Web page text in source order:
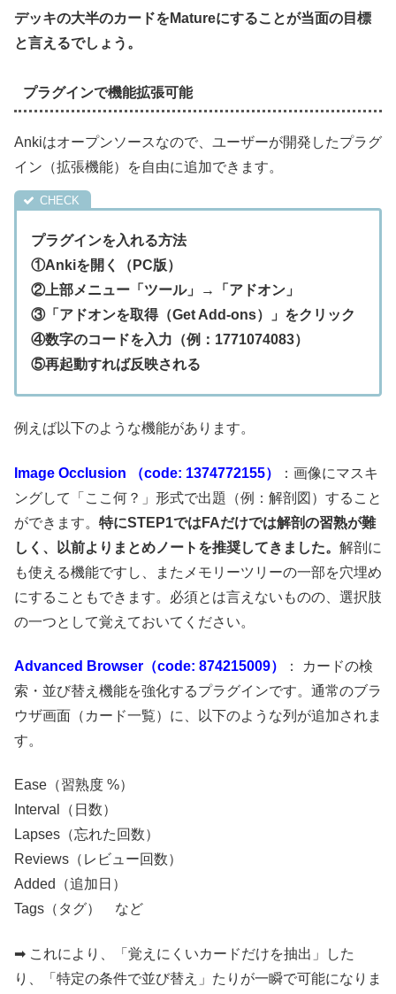
デッキの大半のカードをMatureにすることが当面の目標
と言えるでしょう。
プラグインで機能拡張可能
Ankiはオープンソースなので、ユーザーが開発したプラグ
イン（拡張機能）を自由に追加できます。
プラグインを入れる方法
①Ankiを開く（PC版）
②上部メニュー「ツール」→「アドオン」
③「アドオンを取得（Get Add-ons）」をクリック
④数字のコードを入力（例：1771074083）
⑤再起動すれば反映される
例えば以下のような機能があります。
Image Occlusion （code: 1374772155）
：画像にマスキ
ングして「ここ何？」形式で出題（例：解剖図）すること
ができます。 特にSTEP1ではFAだけでは解剖の習熟が難
しく、以前よりまとめノートを推奨してきました。 解剖に
も使える機能ですし、またメモリーツリーの一部を穴埋め
にすることもできます。必須とは言えないものの、選択肢
の一つとして覚えておいてください。
Advanced Browser（code: 874215009）
： カードの検
索・並び替え機能を強化するプラグインです。通常のブラ
ウザ画面（カード一覧）に、以下のような列が追加されま
す。
Ease（習熟度 %）
Interval（日数）
Lapses（忘れた回数）
Reviews（レビュー回数）
Added（追加日）
Tags（タグ） など
➡ これにより、「覚えにくいカードだけを抽出」した
り、「特定の条件で並び替え」たりが一瞬で可能になりま